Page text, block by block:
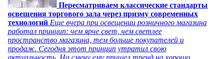
Пересматриваем классические стандарты
освещения торгового зала через призму современных
технологий Еще вчера при освещении розничного магазина
работал принцип: чем ярче свет, чем светлее
пространство магазина, тем больше покупателей и
продаж. Сегодня этот принцип утратил свою
актуальность. На смену ему пришел тренд на хорошо